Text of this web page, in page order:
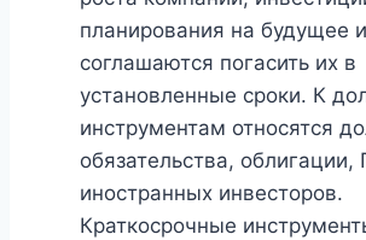
планирования на будущее и
соглашаются погасить их в
установленные сроки. К
инструментам относятся
обязательства, облигации,
иностранных инвесторов.
Краткосрочные